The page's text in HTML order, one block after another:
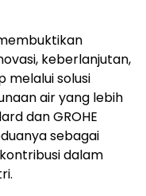
keberlanjutan,
melalui solusi
air yang lebih
dan GROHE
sebagai
dalam